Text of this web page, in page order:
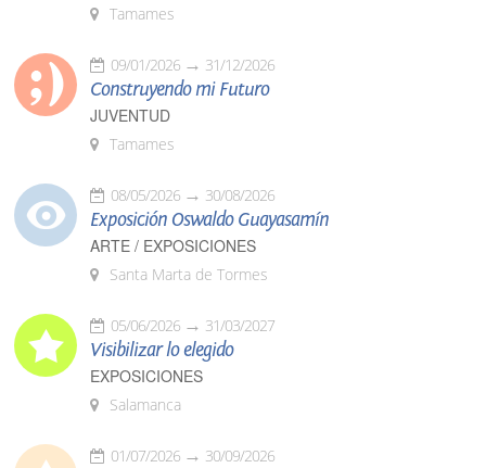
Tamames
09/01/2026 31/12/2026
Construyendo mi Futuro
JUVENTUD
Tamames
08/05/2026 30/08/2026
Exposición Oswaldo Guayasamín
ARTE / EXPOSICIONES
Santa Marta de Tormes
05/06/2026 31/03/2027
Visibilizar lo elegido
EXPOSICIONES
Salamanca
01/07/2026 30/09/2026